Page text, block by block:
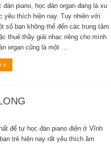
đàn piano, học đàn organ đang là xu
yêu thích hiện nay. Tuy nhiên với
số bạn không thể đến các trung tâm
thuê thầy giải nhạc riêng cho mình
organ cũng là một …
»
để tự học đàn piano điện ở Vĩnh
trẻ hiện nay rất yêu thích âm